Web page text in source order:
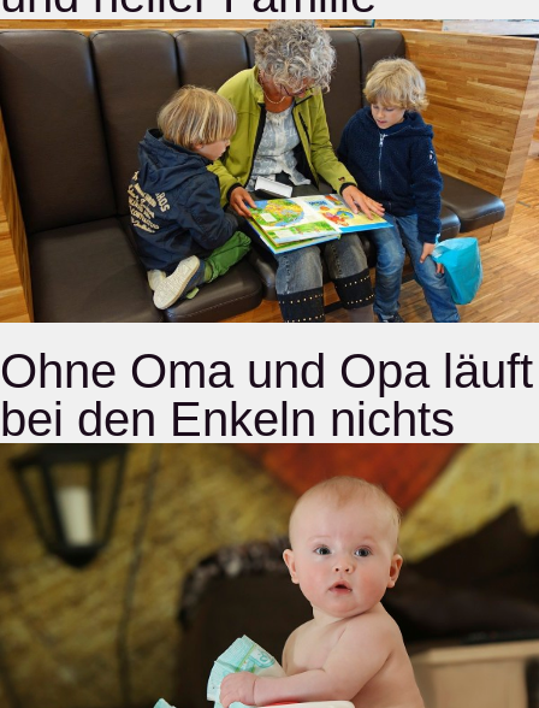
Ohne Oma und Opa läuft
bei den Enkeln nichts